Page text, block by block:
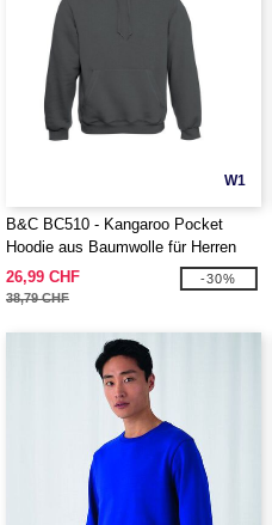
W1
B&C BC510 - Kangaroo Pocket
Hoodie aus Baumwolle für Herren
26,99 CHF
38,79 CHF
-30%